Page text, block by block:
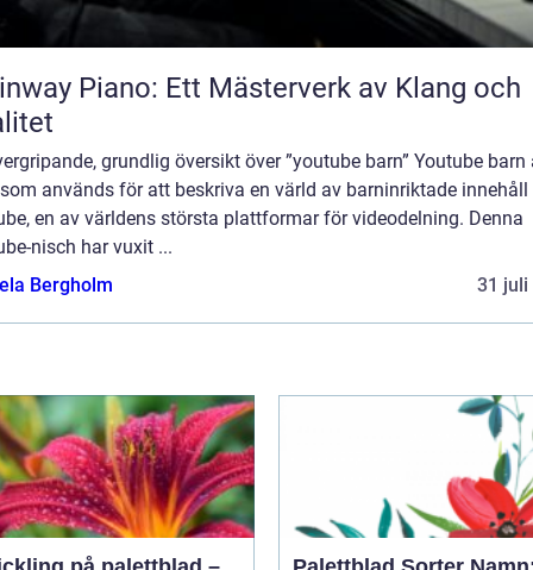
Piano: Ett Mästerverk av Klang och
grundlig översikt över ”youtube barn” Youtube barn
används för att beskriva en värld av barninriktade innehåll
en av världens största plattformar för videodelning. Denna
nisch har vuxit ...
Bergholm
31 juli